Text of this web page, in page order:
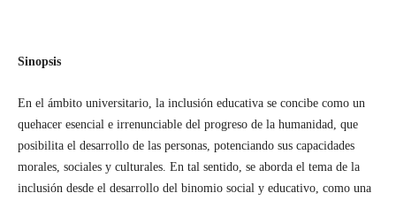
Sinopsis
En el ámbito universitario, la inclusión educativa se concibe como un
quehacer esencial e irrenunciable del progreso de la humanidad, que
posibilita el desarrollo de las personas, potenciando sus capacidades
morales, sociales y culturales. En tal sentido, se aborda el tema de la
inclusión desde el desarrollo del binomio social y educativo, como una